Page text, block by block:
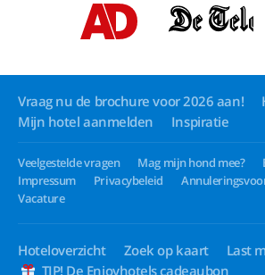
Vraag nu de brochure voor 2026 aan!
Mijn hotel aanmelden
Inspiratie
Veelgestelde vragen Mag mijn hond mee?
Impressum
Privacybeleid
Vacature
Hoteloverzicht Zoek op kaart
Last
TIP! De Enjoyhotels cadeaubon